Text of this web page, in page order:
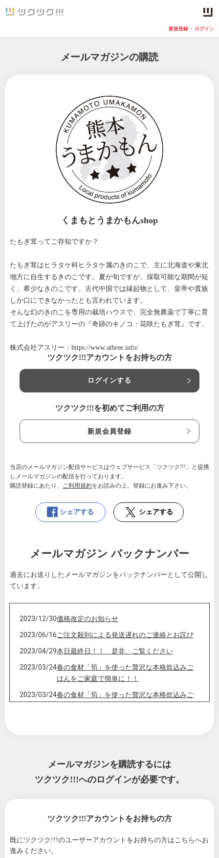
新規登録 / ログイン
メールマガジンの購読
くまもとうまかもんshop
たもぎ茸ってご存知ですか？
たもぎ茸はヒラタケ科ヒラタケ属のきのこで、主に北海道や東北
地方に自生するきのこです。夏が旬ですが、採取可能な期間が短
く、希少なきのこです。古代中国では縁起物として、皇帝や貴族
しか口にできなかったとも言われています。
そんな幻のきのこを専用の栽培ハウスで、完全無農薬で丁寧に育
て上げたのがアスリーの『奇跡のキノコ・花咲たもぎ茸』です。
株式会社アスリー： https://www.athree.info/
ツクツク!!!アカウントをお持ちの方
ログインする
ツクツク!!!を初めてご利用の方
新規会員登録
当店のメールマガジン配信サービスはウェブサービス「ツクツク!!!」と提携
しメールマガジンの配信を行っております。
購読登録にあたり、 ご利用規約をお読みの上、登録にお進み下さい。
シェアする シェアする
メールマガジン バックナンバー
過去にお送りしたメールマガジンをバックナンバーとして公開し
ています。
2023/12/30価格改定のお知らせ
2023/06/16ご注文殺到による発送遅れのご連絡とお詫び
2023/04/29本日最終日！！ 是非、ご覧ください
2023/03/24春の食材「筍」を使った贅沢な本格炊込みご
はんをご家庭で簡単に！！
2023/03/24春の食材「筍」を使った贅沢な本格炊込みご
特価】糖度１８度！規格外だから安い『肥後
2022/01/30 NEW大竜菌床の予約開始のお知らせ！！
知らせ☆
メールマガジンを購読するには
ツクツク!!!へのログインが必要です。
ツクツク!!!アカウントをお持ちの方
既にツクツク!!!のユーザーアカウントをお持ちの方はこちらへお
進みください。